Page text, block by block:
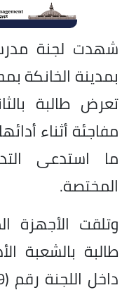
شهدت لجنة
بمدينة الخانكة
تعرض طالبة
مفاجئة أثناء
ما استدعى
المختصة.
وتلقت الأجهزة
طالبة بالشعبة